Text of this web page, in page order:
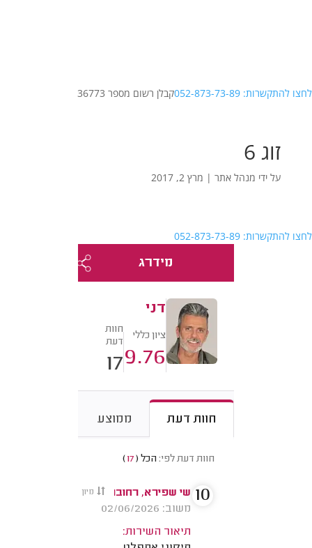
לחצו להתקשרות: 052-873-73-89 קבלן רשום מספר 36773
זוג 6
על ידי מנהל אתר| מרץ 2, 2017
לחצו להתקשרות: 052-873-73-89